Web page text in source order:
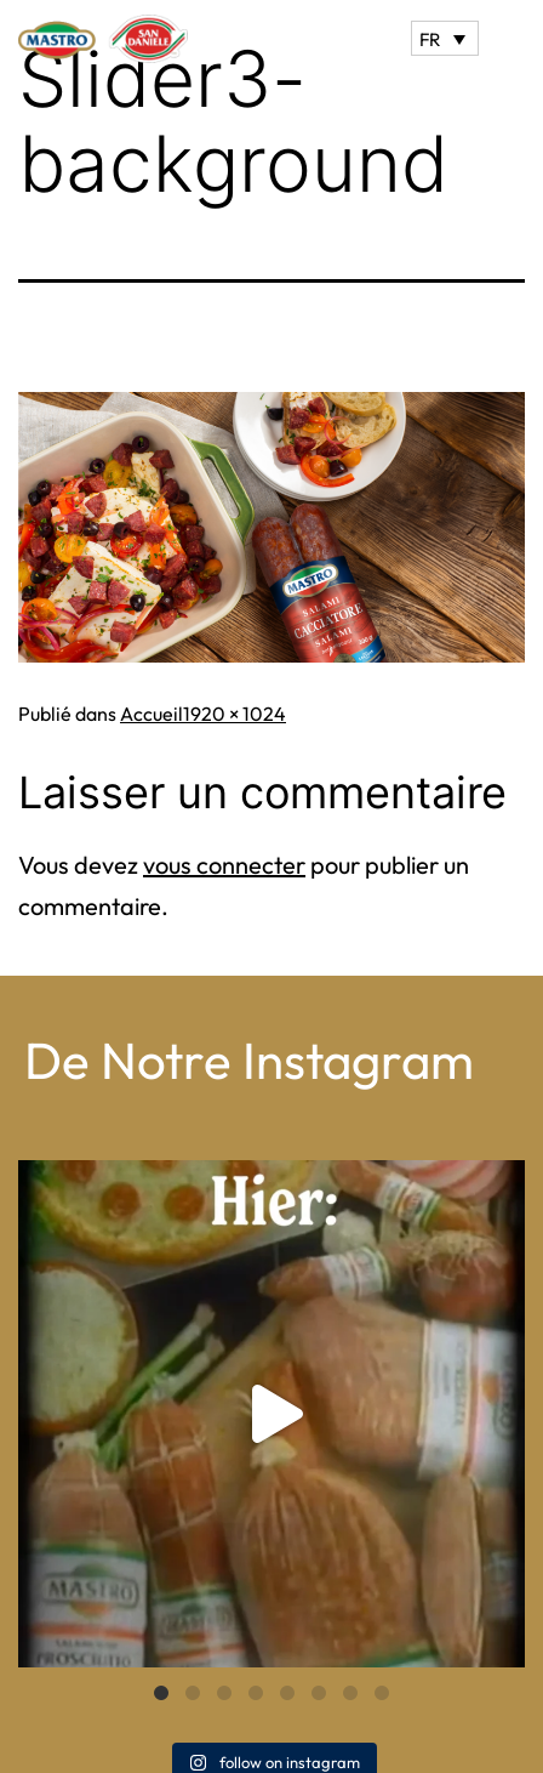
FR
Slider3-
background
Publié dansAccueilTaille
1920 × 1024
Laisser un commentaire
Vous devezvous connecter pour publier un
commentaire.
De Notre Instagram
From wood-paneled basements to candlelit condo...
8 0
follow on instagram